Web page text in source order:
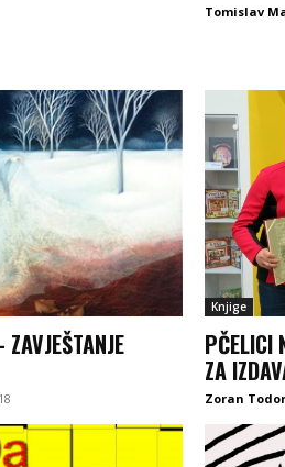
Tomislav
Knjige
PČELICI
ZA
Zoran